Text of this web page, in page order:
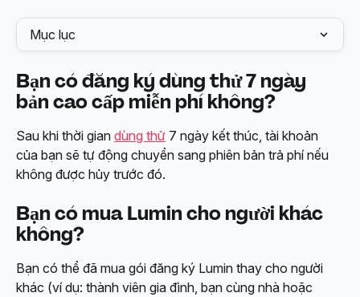
Mục lục
Bạn có đăng ký dùng thử 7 ngày
bản cao cấp miễn phí không?
Sau khi thời gian dùng thử 7 ngày kết thúc, tài khoản
của bạn sẽ tự động chuyển sang phiên bản trả phí nếu
không được hủy trước đó.
Bạn có mua Lumin cho người khác
không?
Bạn có thể đã mua gói đăng ký Lumin thay cho người
khác (ví dụ: thành viên gia đình, bạn cùng nhà hoặc